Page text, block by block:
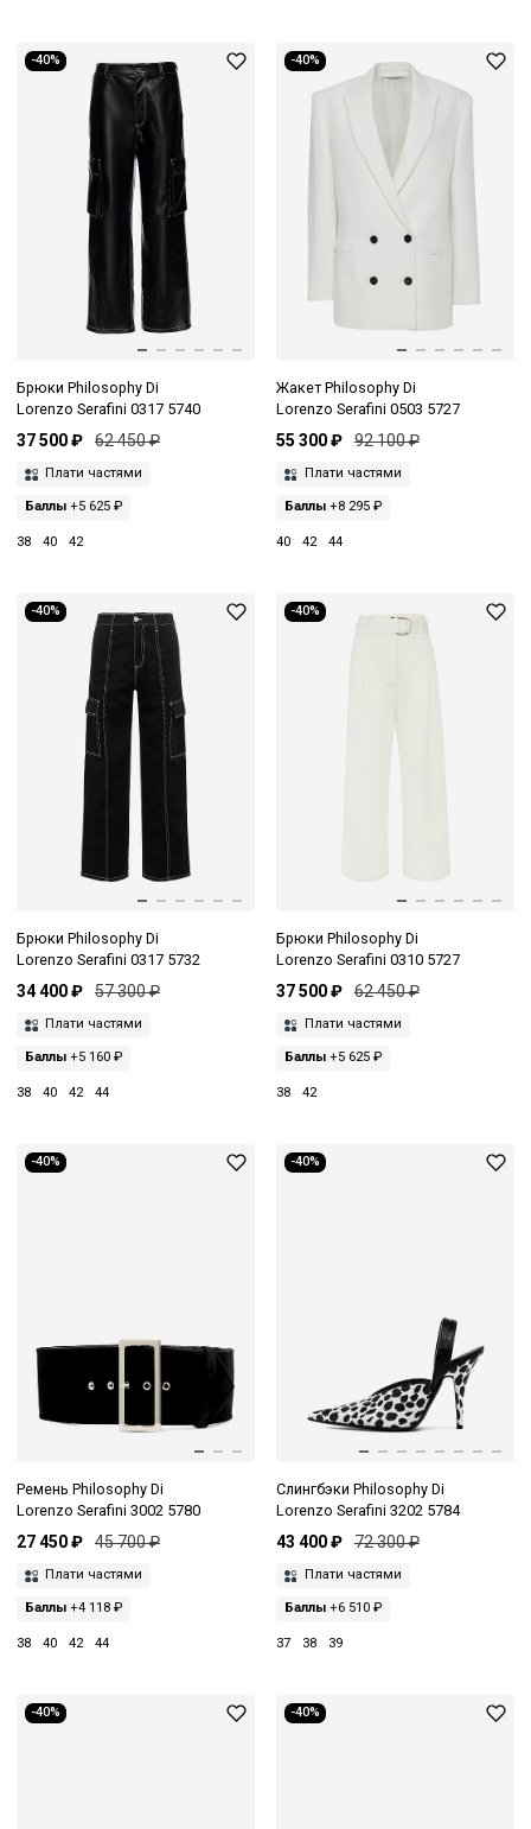
-40%
Брюки Philosophy Di
Lorenzo Serafini 0317 5740
37 500 ₽ 62 450 ₽
Плати частями
Баллы +5 625 ₽
38 40 42
-40%
Жакет Philosophy Di
Lorenzo Serafini 0503 5727
55 300 ₽ 92 100 ₽
Плати частями
Баллы+8 295 ₽
40 42 44
-40%
Брюки Philosophy Di
Lorenzo Serafini 0317 5732
34 400 ₽ 57 300 ₽
Плати частями
Баллы +5 160 ₽
38 40 42 44
-40%
Брюки Philosophy Di
Lorenzo Serafini 0310 5727
37 500 ₽ 62 450 ₽
Плати частями
Баллы+5 625 ₽
38 42
-40%
Ремень Philosophy Di
Lorenzo Serafini 3002 5780
27 450 ₽ 45 700 ₽
Плати частями
Баллы +4 118 ₽
38 40 42 44
-40%
Слингбэки Philosophy Di
Lorenzo Serafini 3202 5784
43 400 ₽ 72 300 ₽
Плати частями
Баллы+6 510 ₽
37 38 39
-40% -40%